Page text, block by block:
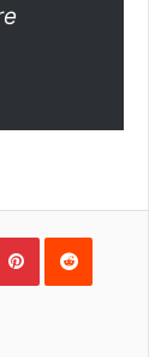
PinterestReddit